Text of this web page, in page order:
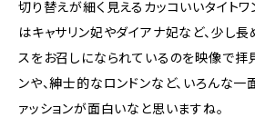
切り替えが細く見えるカッコいいタイトワ
はキャサリン妃やダイアナ妃など、少し
スをお召しになられているのを映像で拝
ンや、紳士的なロンドンなど、いろんな一
ァッションが面白いなと思いますね。